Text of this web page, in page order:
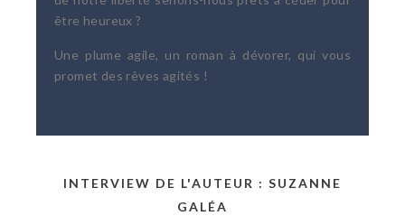
être heureux ?
Une plume agile, un roman à dévorer, qui vous
promet des rêves agités !
INTERVIEW DE L'AUTEUR : SUZANNE
GALÉA